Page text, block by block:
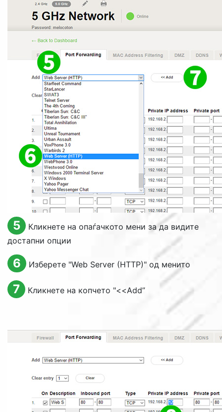
5
Кликнете на опаѓачкото мени за да видите
достапни опции
6 Изберете "Web Server (HTTP)" од менито
7 Кликнете на копчето "<<Add”